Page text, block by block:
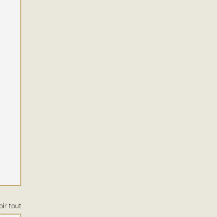
tout